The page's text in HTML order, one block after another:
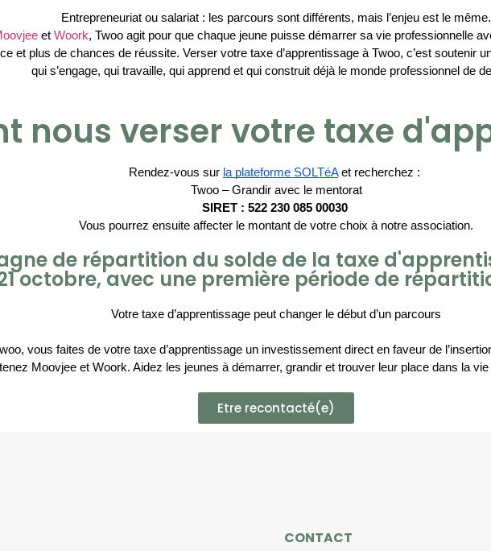
Entrepreneuriat ou salariat : les parcours sont différents, mais l’enjeu est le même.
et Woork, Twoo agit pour que chaque jeune puisse démarrer sa vie professionnelle
et plus de chances de réussite. Verser votre taxe d’apprentissage à Twoo, c’est soutenir
qui s’engage, qui travaille, qui apprend et qui construit déjà le monde professionnel de
nous verser votre taxe
Rendez-vous sur la plateforme SOLTéA et recherchez :
Twoo – Grandir avec le mentorat
SIRET : 522 230 085 00030
Vous pourrez ensuite affecter le montant de votre choix à notre association.
de répartition du solde de la taxe
octobre, avec une première période de
Votre taxe d’apprentissage peut changer le début d’un parcours
vous faites de votre taxe d’apprentissage un investissement direct en faveur de
Moovjee et Woork. Aidez les jeunes à démarrer, grandir et trouver leur place dans la
Etre recontacté(e)
CONTACT